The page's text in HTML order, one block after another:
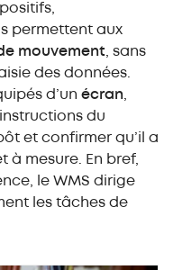
permettent aux
mouvement , sans
des données.
d’un écran
instructions du
et confirmer qu’il a
mesure. En bref,
le WMS dirige
les tâches de